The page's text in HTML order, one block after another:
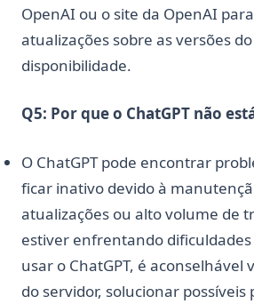
OpenAI ou o site da OpenAI
atualizações sobre as versões
disponibilidade.
Q5: Por que o ChatGPT não
O ChatGPT pode encontrar
ficar inativo devido à
atualizações ou alto volume de
estiver enfrentando dificuldades
usar o ChatGPT, é aconselhável
do servidor, solucionar possíveis